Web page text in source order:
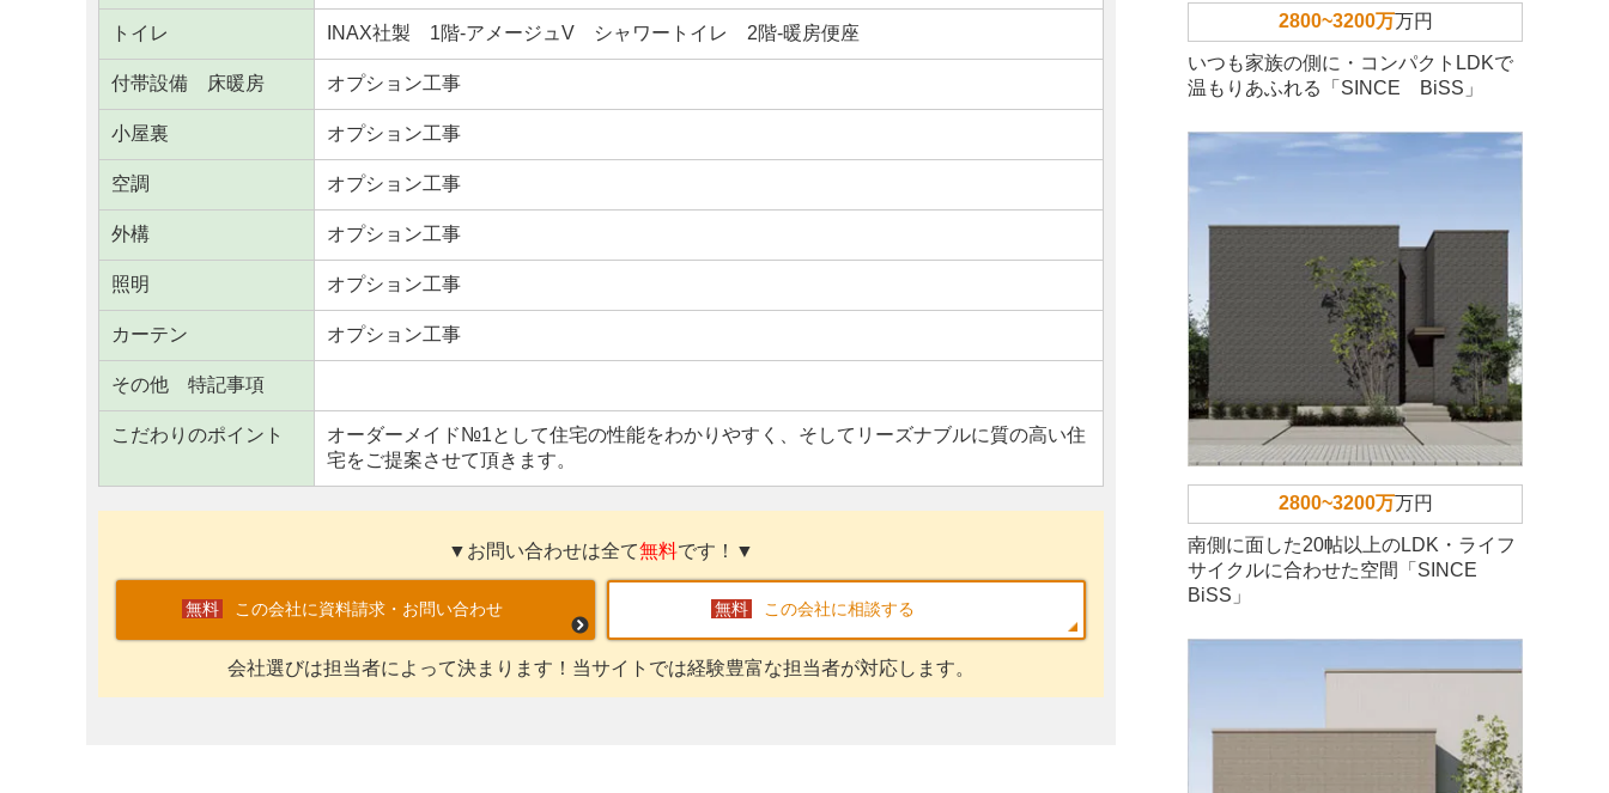
トイレ INAX社製 1階-アメージュV シャワートイレ 2階-暖房便座
付帯設備 床暖房 オプション工事
小屋裏 オプション工事
空調 オプション工事
外構 オプション工事
照明 オプション工事
カーテン オプション工事
その他 特記事項
こだわりのポイント
オーダーメイド№1として住宅の性能をわかりやすく、そしてリーズナブルに質の高い住
宅をご提案させて頂きます。
▼お問い合わせは全て無料です！▼
この会社に資料請求・お問い合わせ この会社に相談する
会社選びは担当者によって決まります！当サイトでは経験豊富な担当者が対応します。
2800~3200万万円
いつも家族の側に・コンパクトLDKで
温もりあふれる「SINCE BiSS」
2800~3200万万円
南側に面した20帖以上のLDK・ライフ
サイクルに合わせた空間「SINCE
BiSS」